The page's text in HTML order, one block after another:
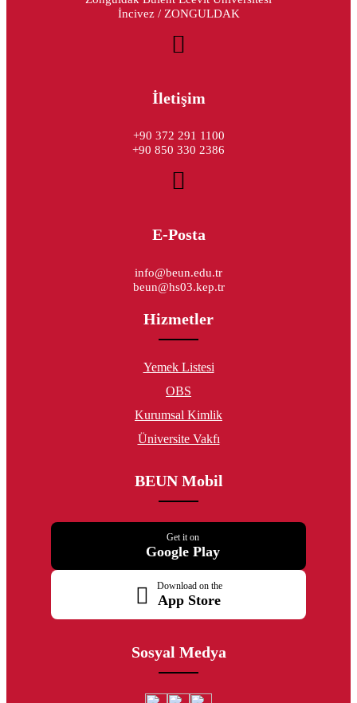
İncivez / ZONGULDAK
İletişim
+90 372 291 1100
+90 850 330 2386
E-Posta
info@beun.edu.tr
beun@hs03.kep.tr
Hizmetler
Yemek Listesi
OBS
Kurumsal Kimlik
Üniversite Vakfı
BEUN Mobil
Get it on
Google Play
Download on the
App Store
Sosyal Medya